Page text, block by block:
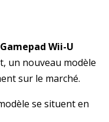
Wii-U
un nouveau modèle
sur le marché.
se situent en